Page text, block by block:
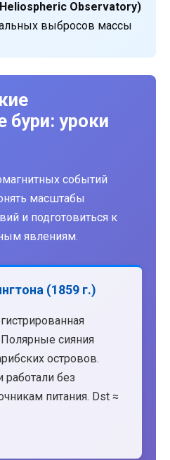
Observatory)
выбросов массы
бури: уроки
событий
масштабы
и подготовиться к
явлениям.
(1859 г.)
Полярные сияния
островов.
без
питания. Dst ≈